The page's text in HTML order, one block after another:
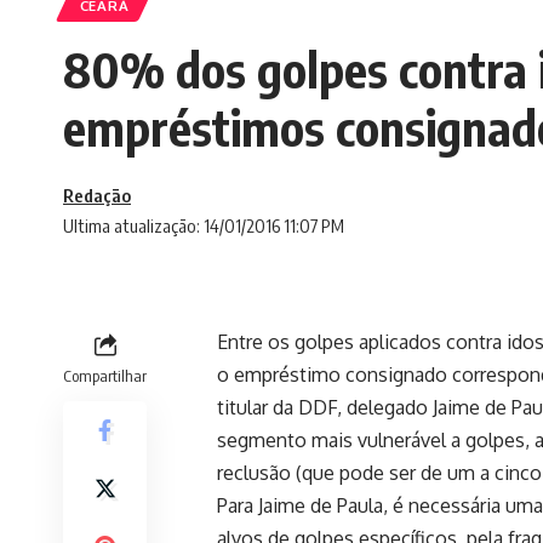
CEARÁ
80% dos golpes contra
empréstimos
Ultima atualização: 14/01/2016 11:07 PM
Redação
Compartilhar
Entre os golpes aplicados contra
o empréstimo consignado
titular da DDF, delegado Jaime de
segmento mais vulnerável a golpes,
reclusão (que pode ser de um a
Para Jaime de Paula, é necessária